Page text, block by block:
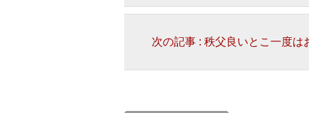
次の記事 : 秩父良いとこ一度